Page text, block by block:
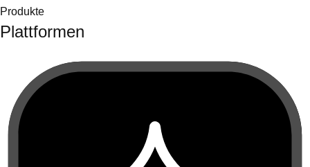
Produkte
Plattformen